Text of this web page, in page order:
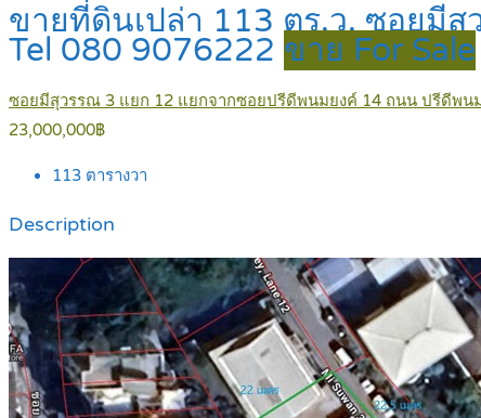
ขายที่ดินเปล่า 113 ตร.ว. ซอยมี
Tel 080 9076222 ขาย For Sale
ซอยมีสุวรรณ 3 แยก 12 แยกจากซอยปรีดีพนมยงค์ 14 ถนน ปรีดีพน
23,000,000฿
113 ตารางวา
Description